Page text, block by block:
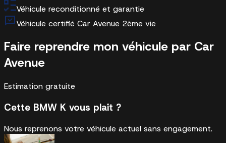
Véhicule reconditionné et garantie
Véhicule certifié Car Avenue 2ème vie
Faire reprendre mon véhicule par Car
Avenue
Estimation gratuite
Cette BMW K vous plaît ?
Nous reprenons votre véhicule actuel sans engagement.